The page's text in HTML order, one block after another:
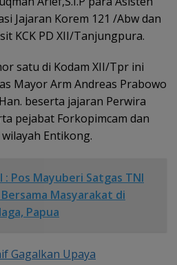
Jajaran Korem 121 /Abw dan
KCK PD XII/Tanjungpura.
satu di Kodam XII/Tpr ini
Mayor Arm Andreas Prabowo
beserta jajaran Perwira
pejabat Forkopimcam dan
Entikong.
: Pos Mayuberi Satgas TNI
Masyarakat di
Papua
Gagalkan Upaya